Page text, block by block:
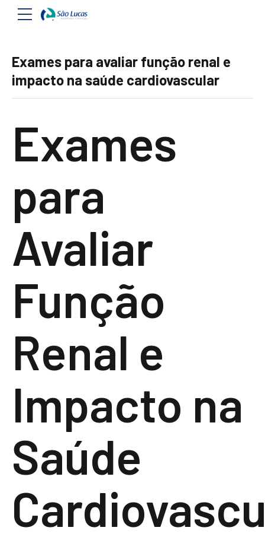
Exames para avaliar função renal e
impacto na saúde cardiovascular
Exames
para
Avaliar
Função
Renal e
Impacto na
Saúde